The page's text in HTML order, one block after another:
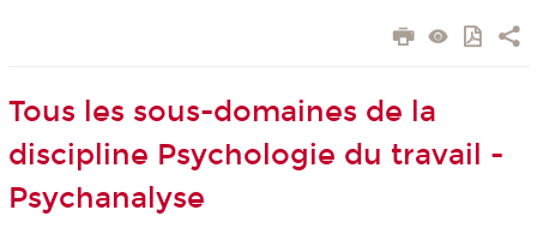
Tous les sous-domaines de la
discipline Psychologie du travail -
Psychanalyse